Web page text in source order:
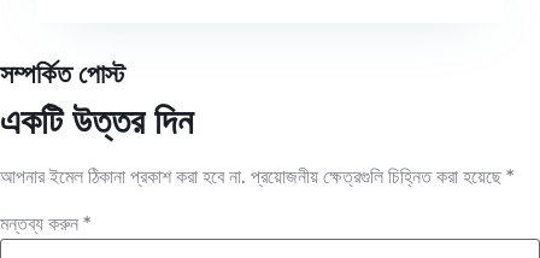
সম্পর্কিত পোস্ট
একটি উত্তর দিন
আপনার ইমেল ঠিকানা প্রকাশ করা হবে না. প্রয়োজনীয় ক্ষেত্রগুলি চিহ্নিত করা হয়েছে *
মন্তব্য করুন *